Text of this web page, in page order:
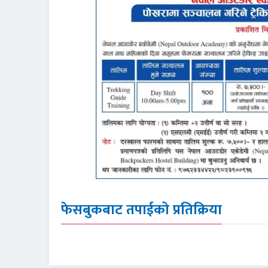
फेसबुकबाट तपाईको प्रतिक्रिया